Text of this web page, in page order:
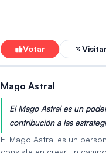
mejora su supervivencia
personaje versátil para
Votar
Mago Astral
El Mago Astral es un
contribución a las
para los jugadores.
El Mago Astral es un